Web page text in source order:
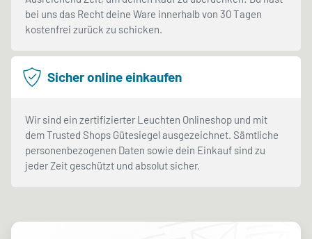
bei uns das Recht deine Ware innerhalb von 30 Tagen
kostenfrei zurück zu schicken.
Sicher online einkaufen
Wir sind ein zertifizierter Leuchten Onlineshop und mit
dem Trusted Shops Gütesiegel ausgezeichnet. Sämtliche
personenbezogenen Daten sowie dein Einkauf sind zu
jeder Zeit geschützt und absolut sicher.